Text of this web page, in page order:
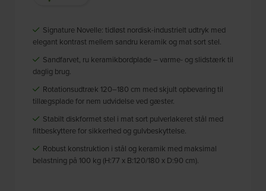
Signature Novelle: tidløst nordisk-industrielt udtryk med
elegant kontrast mellem sandru keramik og mat sort stel.
Sandfarvet, ru keramikbordplade – varme- og slidstærk til
daglig brug.
Rotationsudtræk 120–180 cm med skjult opbevaring til
tillægsplade for nem udvidelse ved gæster.
Stabilt diskformet stel i mat sort pulverlakeret stål med
filtbeskyttere for sikkerhed og gulvbeskyttelse.
Robust konstruktion i stål og keramik med maksimal
belastning på 100 kg (H:77 x B:120/180 x D:90 cm).